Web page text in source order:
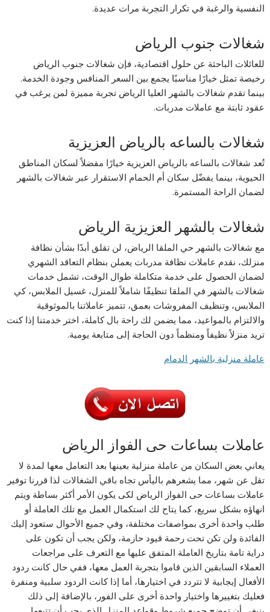
النفسية والرغبة في تكرار التجربة مرات عديدة.
شغالات جنوب الرياض
للعائلات الباحثة عن حلول اقتصادية، فإن شغالات جنوب الرياض
رخيصة تمثل خيارًا مناسبًا يجمع بين السعر المنافس وجودة الخدمة.
بينما تقدم شغالات بالشهر العليا الرياض تجربة مميزة لمن يرغب في
عقود ثابتة مع عاملات مدربات.
شغالات بالساعه بالرياض العزيزية
تُعد شغالات بالساعه بالرياض العزيزية خيارًا مفضلاً لسكان المناطق
الحيوية، بينما يفضّل سكان أم الحمام الاستقرار عبر شغالات بالشهر
لضمان الراحة المستمرة.
شغالات بالشهر العزيزية الرياض
مع شغالات بالشهر حي الملقا الرياض، لن تقلق أبدًا بشأن نظافة
منزلك، نقدم عاملات نظافة مدربات يعملن بنظام التعاقد الشهري
لضمان الحصول على خدمة متكاملة طوال الوقت، تشمل خدمات
شغالات بالشهر في الملقا تنظيفًا شاملاً للمنزل، غسيل الملابس، كي
الملابس، وتنظيف المفروشات بعمق، تتميز عاملاتنا بالموثوقية
والالتزام بالمواعيد، مما يضمن لك راحة بال كاملة، اختر خدمتنا إذا كنت
تريد منزلاً نظيفاً ومنظماً دون الحاجة إلى متابعة يومية.
عاملة منزلية بالشهر الدمام
عاملات بساعات حى الفواز الرياض
يعاني بعض السكان من عاملة منزلية بعينها بعد التعامل معها لمدة لا
تقل عن شهر، مما يشعرهم باليأس تجاه باقي الشغالات لذا قررنا توفير
عاملات بساعات حى الفواز الرياض لكى يكون الأمر أكثر بساطة ويتم
انهاؤه بشكل سريع، كما يتاح لك استكمال العمل مع تلك العاملة أو
طلب واحدة أخرى بمواصفات مختلفة، وفي جميع الأحوال ستعود إليك
الفائدة ولن تكن تحت رحمة قيود حازمة، ولكن يجب أن تكون على
دراية تامة بتاريخ العاملة المتفق عليها مع التعرف على مراجعات
العملاء السابقين الذين قاموا بتجربة العمل معها، ففي حال كانت ردود
الأفعال إيجابية لا تتردد في اختيارها، أما إذا كانت الردود سلبية ومنفرة
فعليك بتغييرها واختيار واحدة أخرى على الفور، بالإضافة إلى ذلك